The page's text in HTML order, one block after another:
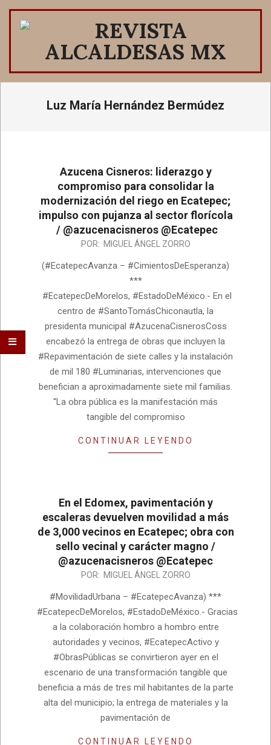
Saltar
REVISTA
ALCALDESAS
MXLuz María Hernández Bermúdez
Azucena Cisneros: liderazgo y
compromiso para consolidar la
modernización del riego en Ecatepec;
impulso con pujanza al sector florícola
/ @azucenacisneros @Ecatepec
07-
02
POR: MIGUEL ÁNGEL ZORRO
(#EcatepecAvanza – #CimientosDeEsperanza)
***
#EcatepecDeMorelos, #EstadoDeMéxico.- En el
centro de #SantoTomásChiconautla, la
presidenta municipal #AzucenaCisnerosCoss
encabezó la entrega de obras que incluyen la
#Repavimentación de siete calles y la instalación
de mil 180 #Luminarias, intervenciones que
benefician a aproximadamente siete mil familias.
“La obra pública es la manifestación más
tangible del compromiso
CONTINUAR LEYENDO
En el Edomex, pavimentación y
escaleras devuelven movilidad a más
de 3,000 vecinos en Ecatepec; obra con
sello vecinal y carácter magno /
@azucenacisneros @Ecatepec
POR: MIGUEL ÁNGEL ZORRO
#MovilidadUrbana – #EcatepecAvanza) ***
#EcatepecDeMorelos, #EstadoDeMéxico.- Gracias
a la colaboración hombro a hombro entre
autoridades y vecinos, #EcatepecActivo y
#ObrasPúblicas se convirtieron ayer en el
escenario de una transformación tangible que
beneficia a más de tres mil habitantes de la parte
alta del municipio; la entrega de materiales y la
pavimentación de
CONTINUAR LEYENDO